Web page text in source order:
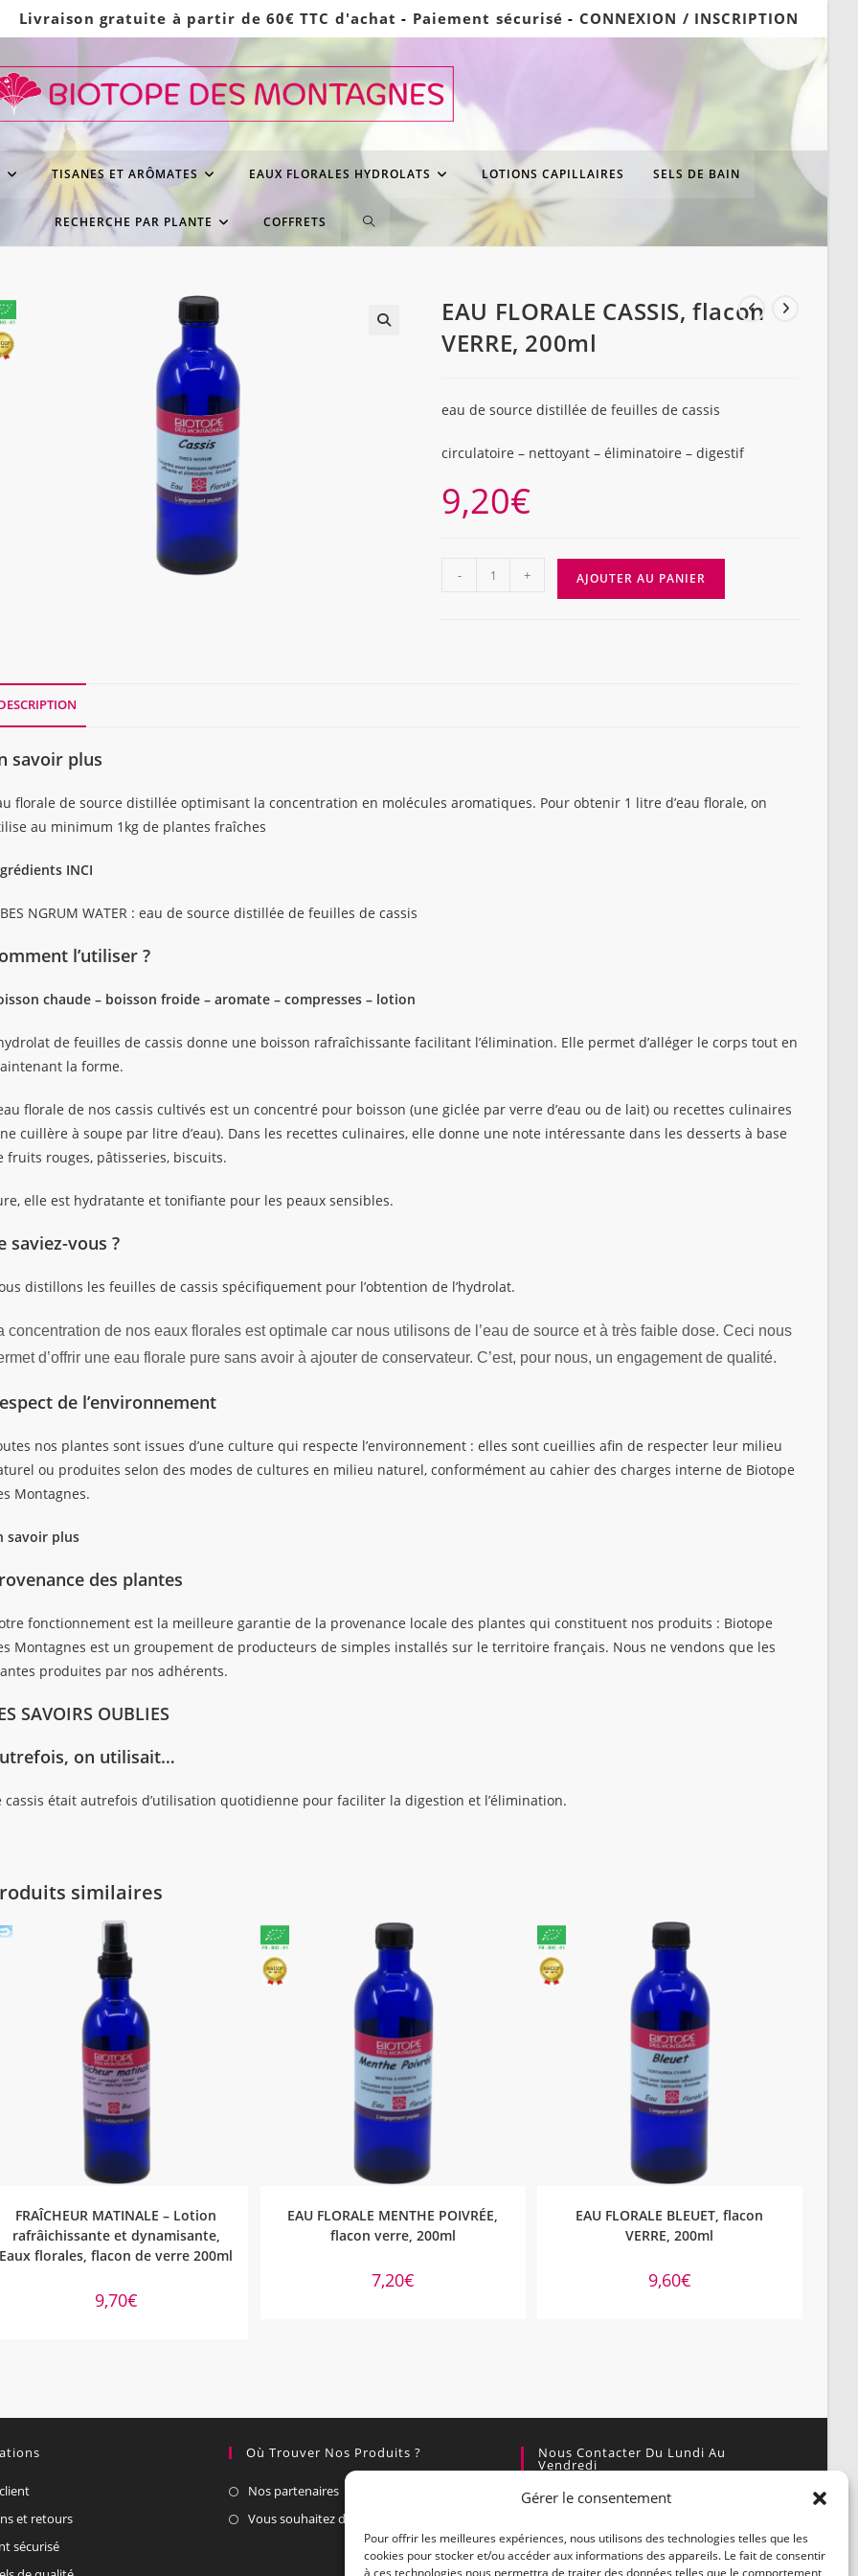
Gérer le consentement
Pour offrir les meilleures expériences, nous utilisons des technologies telles que les
cookies pour stocker et/ou accéder aux informations des appareils. Le fait de consentir
à ces technologies nous permettra de traiter des données telles que le comportement
Livraison gratuite à partir de 60€ TTC d'achat - Paiement sécurisé - CONNEXION / INSCRIPTION
TISANES ET ARÔMATES EAUX FLORALES HYDROLATS LOTIONS CAPILLAIRES SELS DE BAIN
RECHERCHE PAR PLANTE COFFRETS TOGGLE
SEARCH
EAU FLORALE CASSIS, flacon
VERRE, 200ml
eau de source distillée de feuilles de cassis
circulatoire – nettoyant – éliminatoire – digestif
9,20€
quantité
- + AJOUTER AU PANIER
savoir plus
florale de source distillée optimisant la concentration en molécules aromatiques. Pour obtenir 1 litre d’eau florale, on
au minimum 1kg de plantes fraîches
INCI
NGRUM WATER : eau de source distillée de feuilles de cassis
l’utiliser ?
chaude – boisson froide – aromate – compresses – lotion
de feuilles de cassis donne une boisson rafraîchissante facilitant l’élimination. Elle permet d’alléger le corps tout en
la forme.
florale de nos cassis cultivés est un concentré pour boisson (une giclée par verre d’eau ou de lait) ou recettes culinaires
cuillère à soupe par litre d’eau). Dans les recettes culinaires, elle donne une note intéressante dans les desserts à base
fruits rouges, pâtisseries, biscuits.
elle est hydratante et tonifiante pour les peaux sensibles.
saviez-vous ?
distillons les feuilles de cassis spécifiquement pour l’obtention de l’hydrolat.
concentration de nos eaux florales est optimale car nous utilisons de l’eau de source et à très faible dose. Ceci nous
d’offrir une eau florale pure sans avoir à ajouter de conservateur. C’est, pour nous, un engagement de qualité.
de l’environnement
nos plantes sont issues d’une culture qui respecte l’environnement : elles sont cueillies afin de respecter leur milieu
ou produites selon des modes de cultures en milieu naturel, conformément au cahier des charges interne de Biotope
Montagnes.
savoir plus
des plantes
fonctionnement est la meilleure garantie de la provenance locale des plantes qui constituent nos produits : Biotope
Montagnes est un groupement de producteurs de simples installés sur le territoire français. Nous ne vendons que les
produites par nos adhérents.
SAVOIRS OUBLIES
on utilisait…
cassis était autrefois d’utilisation quotidienne pour faciliter la digestion et l’élimination.
similaires
FRAÎCHEUR MATINALE – Lotion
rafrâichissante et dynamisante,
Eaux florales, flacon de verre 200ml
9,70€
EAU FLORALE MENTHE POIVRÉE,
flacon verre, 200ml
7,20€
EAU FLORALE BLEUET, flacon
VERRE, 200ml
9,60€
et retours
sécurisé
Où Trouver Nos Produits ?
Nos partenaires
Vous souhaitez devenir un partenaire
Nous Contacter Du Lundi Au
Vendredi
Par courrier :
Par téléphone :